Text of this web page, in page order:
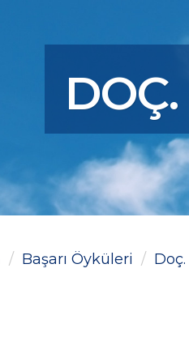
Başarı Öyküleri